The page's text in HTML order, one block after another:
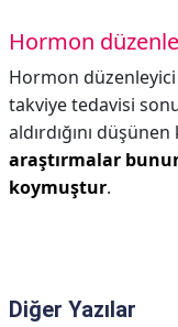
Hormon
Hormon düzenleyici
takviye tedavisi
aldırdığını
araştırmalar
koymuştur.
Diğer Yazılar